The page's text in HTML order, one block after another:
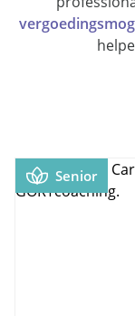
Senior